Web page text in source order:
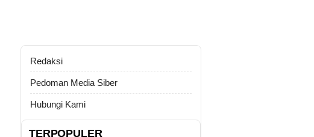
Redaksi
Pedoman Media Siber
Hubungi Kami
TERPOPULER